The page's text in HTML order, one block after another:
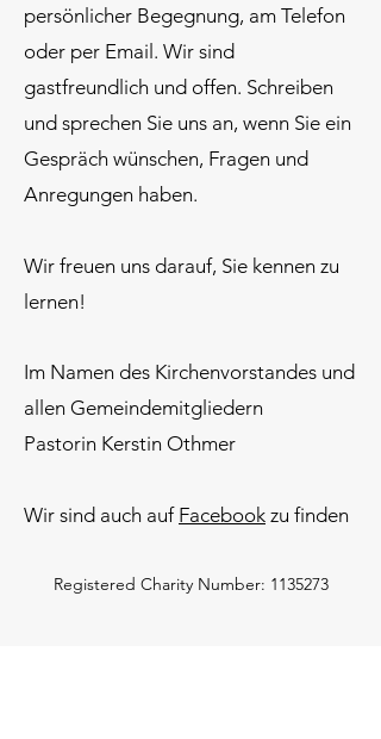
persönlicher Begegnung, am Telefon
oder per Email. Wir sind
gastfreundlich und offen. Schreiben
und sprechen Sie uns an, wenn Sie ein
Gespräch wünschen, Fragen und
Anregungen haben.
Wir freuen uns darauf, Sie kennen zu
lernen!
Im Namen des Kirchenvorstandes und
allen Gemeindemitgliedern
Pastorin Kerstin Othmer
Wir sind auch auf Facebook zu finden
Registered Charity Number: 1135273